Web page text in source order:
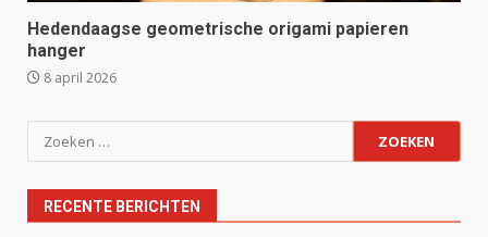
Hedendaagse geometrische origami papieren
hanger
8 april 2026
Zoeken
naar:
RECENTE BERICHTEN